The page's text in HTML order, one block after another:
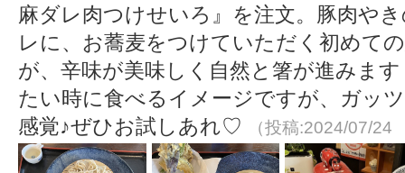
麻ダレ肉つけせいろ』を注文。豚肉や
レに、お蕎麦をつけていただく初めて
が、辛味が美味しく自然と箸が進みま
たい時に食べるイメージですが、ガッ
感覚♪ぜひお試しあれ♡
（投稿:2024/07/